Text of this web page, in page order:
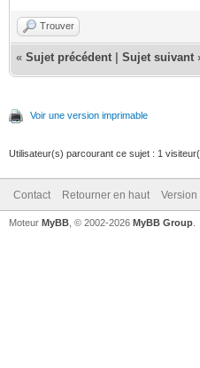
Trouver
« Sujet précédent Sujet suivant
Voir une version imprimable
Utilisateur(s) parcourant ce sujet : 1
Contact Retourner en haut
Moteur MyBB , © 2002-2026 MyBB Group